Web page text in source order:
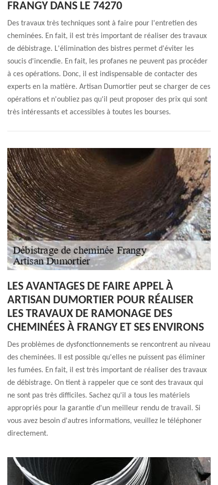
FRANGY DANS LE 74270
Des travaux très techniques sont à faire pour l'entretien des
cheminées. En fait, il est très important de réaliser des travaux
de débistrage. L'élimination des bistres permet d'éviter les
soucis d'incendie. En fait, les profanes ne peuvent pas procéder
à ces opérations. Donc, il est indispensable de contacter des
experts en la matière. Artisan Dumortier peut se charger de ces
opérations et n'oubliez pas qu'il peut proposer des prix qui sont
très intéressants et accessibles à toutes les bourses.
LES AVANTAGES DE FAIRE APPEL À
ARTISAN DUMORTIER POUR RÉALISER
LES TRAVAUX DE RAMONAGE DES
CHEMINÉES À FRANGY ET SES ENVIRONS
Des problèmes de dysfonctionnements se rencontrent au niveau
des cheminées. Il est possible qu'elles ne puissent pas éliminer
les fumées. En fait, il est très important de réaliser des travaux
de débistrage. On tient à rappeler que ce sont des travaux qui
ne sont pas très difficiles. Sachez qu'il a tous les matériels
appropriés pour la garantie d'un meilleur rendu de travail. Si
vous avez besoin d'autres informations, veuillez le téléphoner
directement.